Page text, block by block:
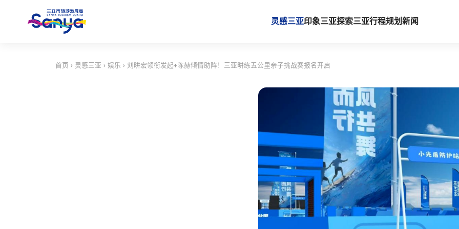
灵感三亚印象三亚探索三亚行程规划新闻
首页 › 灵感三亚 › 娱乐 › 刘畊宏领衔发起+陈赫倾情助阵！三亚畊练五公里亲子挑战赛报名开启